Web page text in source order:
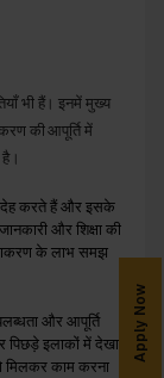
भी हैं। इनमें मुख्य
की आपूर्ति में
करते हैं और इसके
और शिक्षा की
के लाभ समझ
और आपूर्ति
पिछड़े इलाकों में देखा
मिलकर काम करना
Apply Now